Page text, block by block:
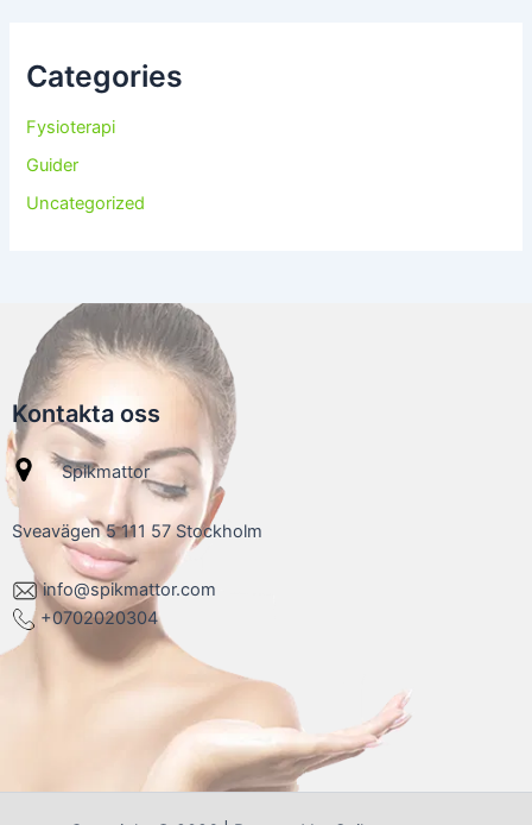
Categories
Fysioterapi
Guider
Uncategorized
Kontakta oss
Spikmattor
Sveavägen 5 111 57 Stockholm
info@spikmattor.com
+0702020304